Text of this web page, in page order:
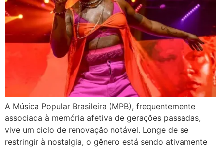
A Música Popular Brasileira (MPB), frequentemente
associada à memória afetiva de gerações passadas,
vive um ciclo de renovação notável. Longe de se
restringir à nostalgia, o gênero está sendo ativamente